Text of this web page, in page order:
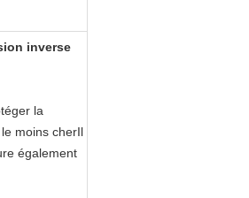
inverse
la
moins cherIl
également